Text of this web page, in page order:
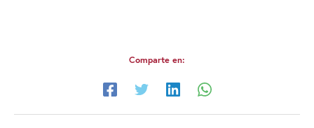
Comparte en: